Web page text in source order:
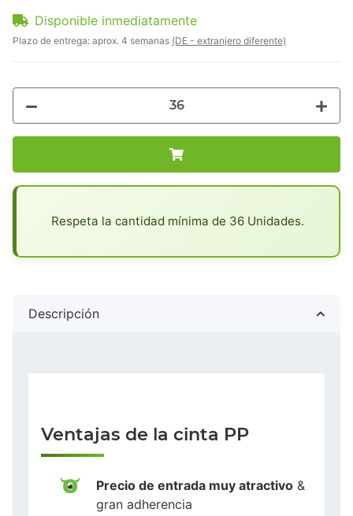
Disponible inmediatamente
Plazo de entrega: aprox. 4 semanas (DE - extranjero diferente)
Respeta la cantidad mínima de 36 Unidades.
Descripción
Ventajas de la cinta PP
Precio de entrada muy atractivo &
gran adherencia